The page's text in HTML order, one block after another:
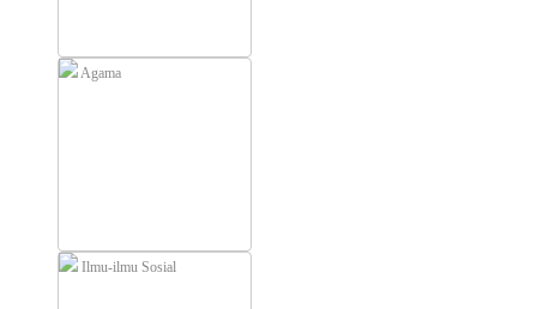
Agama
Ilmu-ilmu Sosial